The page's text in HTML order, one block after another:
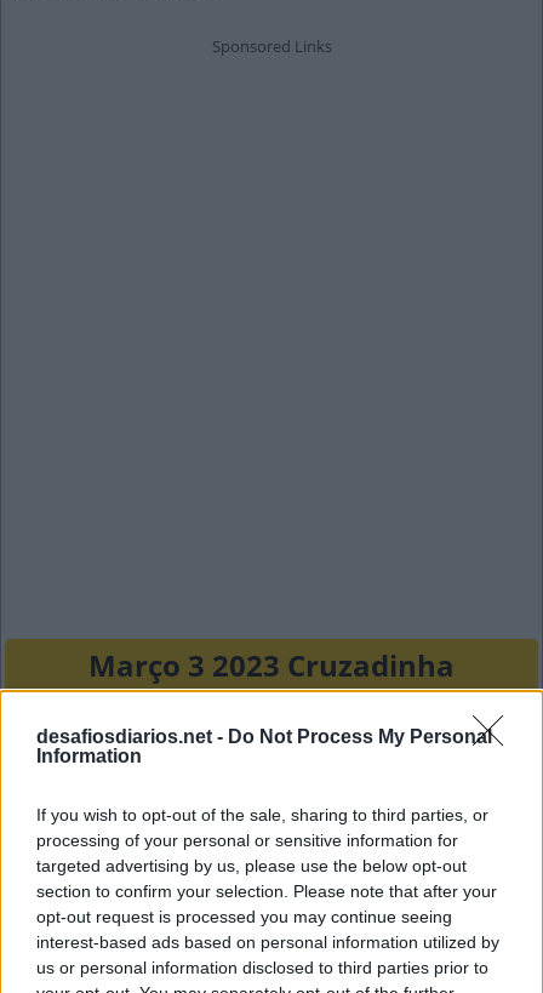
desafiosdiarios.net - Do Not Process My Personal
Information
If you wish to opt-out of the sale, sharing to third parties, or
processing of your personal or sensitive information for
targeted advertising by us, please use the below opt-out
section to confirm your selection. Please note that after your
opt-out request is processed you may continue seeing
interest-based ads based on personal information utilized by
us or personal information disclosed to third parties prior to
Março 3 2023 Cruzadinha
E M
P
A
C A M A D
O
A
M A D O
R
D
O R
A
O
S O L
Canção do Jota Quest que não escuta mais: